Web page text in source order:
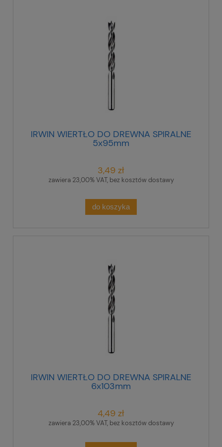
IRWIN WIERTŁO DO DREWNA SPIRALNE
5x95mm
3,49 zł
zawiera 23,00% VAT, bez kosztów dostawy
do koszyka
IRWIN WIERTŁO DO DREWNA SPIRALNE
6x103mm
4,49 zł
zawiera 23,00% VAT, bez kosztów dostawy